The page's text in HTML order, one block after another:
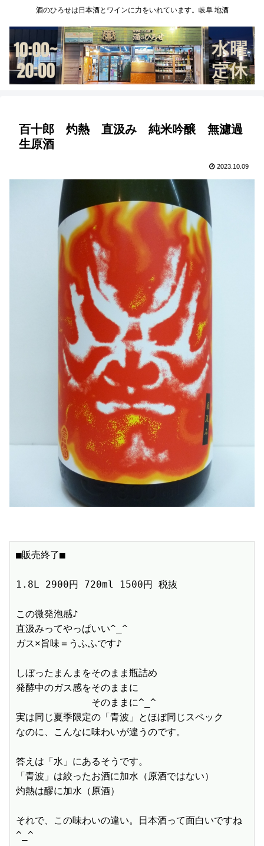
酒のひろせは日本酒とワインに力をいれています。岐阜 地酒
百十郎 灼熱 直汲み 純米吟醸 無濾過
生原酒
2023.10.09
■販売終了■
1.8L 2900円 720ml 1500円 税抜
この微発泡感♪
直汲みってやっぱいい^_^
ガス×旨味＝うふふです♪
しぼったまんまをそのまま瓶詰め
発酵中のガス感をそのままに
そのままに^_^
実は同じ夏季限定の「青波」とほぼ同じスペック
なのに、こんなに味わいが違うのです。
答えは「水」にあるそうです。
「青波」は絞ったお酒に加水（原酒ではない）
灼熱は醪に加水（原酒）
それで、この味わいの違い。日本酒って面白いですね
^_^